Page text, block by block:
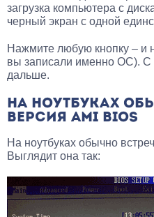
загрузка компьютера с
черный экран с одной
Нажмите любую кнопку – и
вы записали именно ОС). С
дальше.
НА НОУТБУКАХ
ВЕРСИЯ AMI BIOS
На ноутбуках обычно
Выглядит она так: